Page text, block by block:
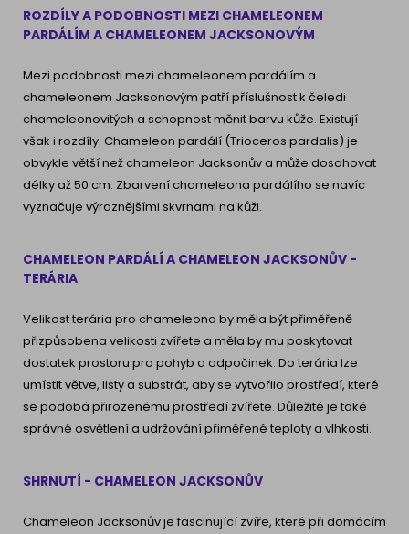
ROZDÍLY A PODOBNOSTI MEZI CHAMELEONEM
PARDÁLÍM A CHAMELEONEM JACKSONOVÝM
Mezi podobnosti mezi chameleonem pardálím a
chameleonem Jacksonovým patří příslušnost k čeledi
chameleonovitých a schopnost měnit barvu kůže. Existují
však i rozdíly. Chameleon pardálí (Trioceros pardalis) je
obvykle větší než chameleon Jacksonův a může dosahovat
délky až 50 cm. Zbarvení chameleona pardálího se navíc
vyznačuje výraznějšími skvrnami na kůži.
CHAMELEON PARDÁLÍ A CHAMELEON JACKSONŮV -
TERÁRIA
Velikost terária pro chameleona by měla být přiměřeně
přizpůsobena velikosti zvířete a měla by mu poskytovat
dostatek prostoru pro pohyb a odpočinek. Do terária lze
umístit větve, listy a substrát, aby se vytvořilo prostředí, které
se podobá přirozenému prostředí zvířete. Důležité je také
správné osvětlení a udržování přiměřené teploty a vlhkosti.
SHRNUTÍ - CHAMELEON JACKSONŮV
Chameleon Jacksonův je fascinující zvíře, které při domácím